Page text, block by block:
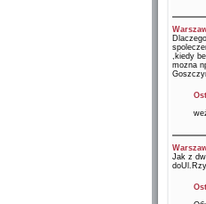
,kiedy
mozna
weź
Jak z